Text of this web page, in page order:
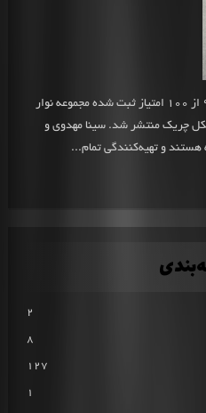
مجموعه نوار از آئینمیانگین امتیاز 9.4 از 100 امتیاز ثبت شده مجموعه نوار
مرداد 1392 تحت تشکل چریک منتشر شد. سینا مهدوی و
و تهیه‌کنندگی تمام...
2
8
127
1